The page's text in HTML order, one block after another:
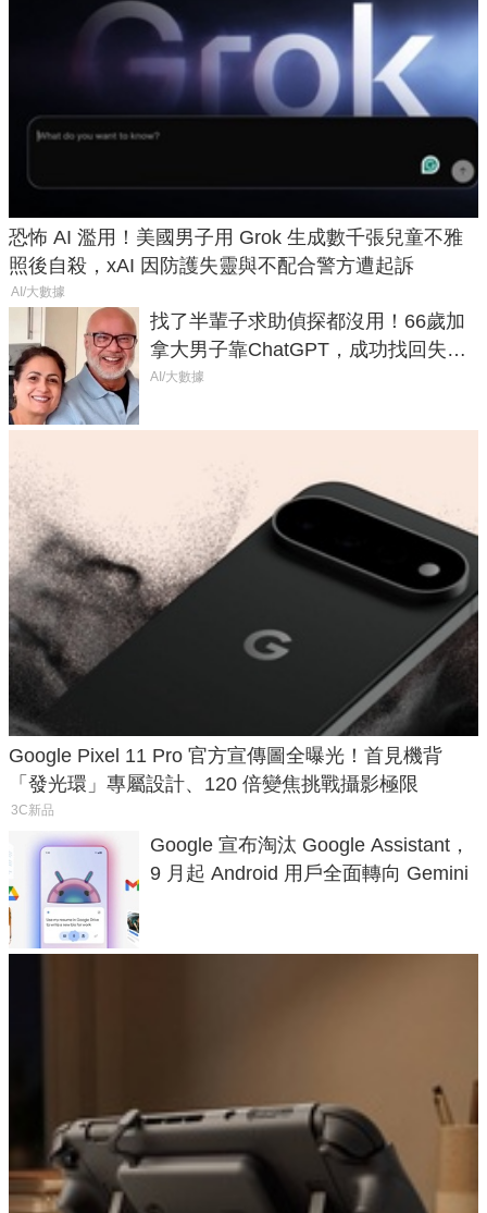
恐怖 AI 濫用！美國男子用 Grok 生成數千張兒童不雅
照後自殺，xAI 因防護失靈與不配合警方遭起訴
AI/大數據
找了半輩子求助偵探都沒用！66歲加
拿大男子靠ChatGPT，成功找回失散
50年家人
AI/大數據
Google Pixel 11 Pro 官方宣傳圖全曝光！首見機背
「發光環」專屬設計、120 倍變焦挑戰攝影極限
3C新品
Google 宣布淘汰 Google Assistant，
9 月起 Android 用戶全面轉向 Gemini